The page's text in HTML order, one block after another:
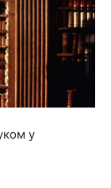
у